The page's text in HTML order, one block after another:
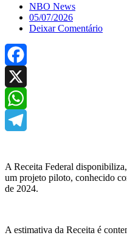
NBO News
05/07/2026
Deixar Comentário
Facebook
X
WhatsApp
A Receita Federal
um projeto piloto, conhecido
de 2024.
A estimativa da Receita é